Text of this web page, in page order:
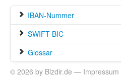
IBAN-Nummer
SWIFT-BIC
Glossar
© 2026 by Blzdir.de — Impressum